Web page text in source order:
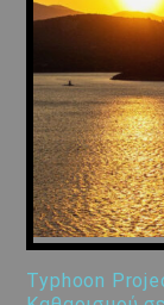
Typhoon